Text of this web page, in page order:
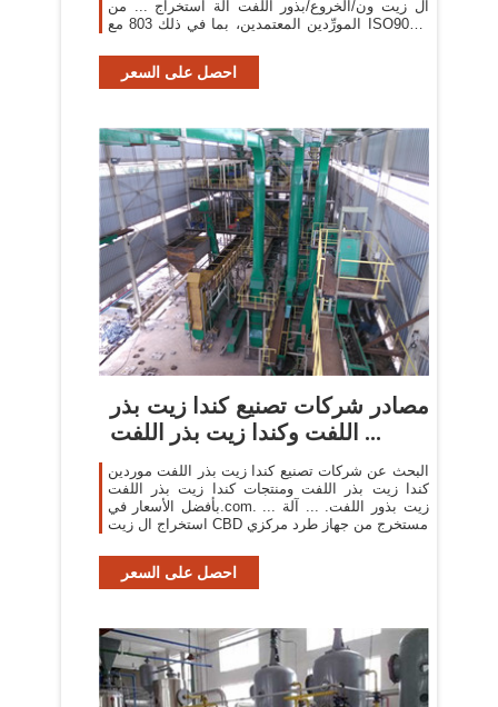
ال زيت ون/الخروع/بذور اللفت آلة استخراج ... من
المورِّدين المعتمدين، بما في ذلك 803 مع ISO9001،
احصل على السعر
مصادر شركات تصنيع كندا زيت بذر
اللفت وكندا زيت بذر اللفت ...
البحث عن شركات تصنيع كندا زيت بذر اللفت موردين
كندا زيت بذر اللفت ومنتجات كندا زيت بذر اللفت
بأفضل الأسعار في.com. ... زيت بذور اللفت. ... آلة
استخراج ال زيت CBD مستخرج من جهاز طرد مركزي
احصل على السعر